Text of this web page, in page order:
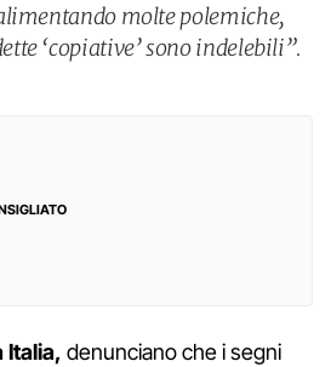
molte polemiche,
‘copiative’ sono indelebili”.
Italia, denunciano che i segni